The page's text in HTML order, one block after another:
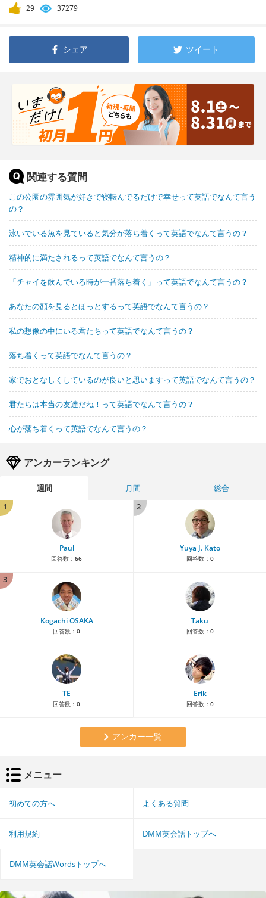
29 37279
シェア ツイート
関連する質問
この公園の雰囲気が好きで寝転んでるだけで幸せって英語でなんて言う
の？
泳いでいる魚を見ていると気分が落ち着くって英語でなんて言うの？
精神的に満たされるって英語でなんて言うの？
「チャイを飲んでいる時が一番落ち着く」って英語でなんて言うの？
あなたの顔を見るとほっとするって英語でなんて言うの？
私の想像の中にいる君たちって英語でなんて言うの？
落ち着くって英語でなんて言うの？
家でおとなしくしているのが良いと思いますって英語でなんて言うの？
君たちは本当の友達だね！って英語でなんて言うの？
心が落ち着くって英語でなんて言うの？
アンカーランキング
週間 月間
総合
1
Paul
回答数： 66
2
Yuya J. Kato
回答数： 0
3
Kogachi OSAKA
回答数： 0
Taku
回答数： 0
TE
回答数： 0
Erik
回答数： 0
アンカー一覧
メニュー
初めての方へ よくある質問
利用規約 DMM英会話トップへ
DMM英会話Wordsトップへ